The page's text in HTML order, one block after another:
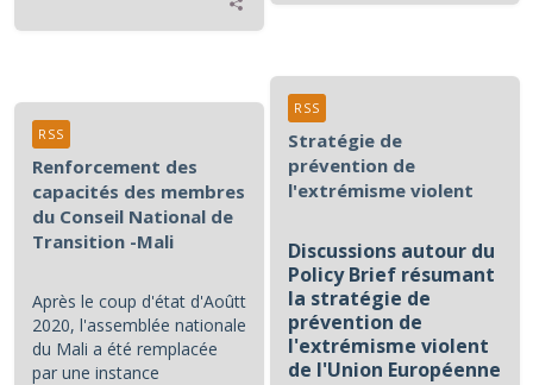
Stratégie de
prévention de
l'extrémisme violent
Discussions autour du
Policy Brief résumant
la stratégie de
prévention de
l'extrémisme violent
de l'Union Européenne
RSS
Renforcement des
capacités des membres
du Conseil National de
Transition -Mali
Après le coup d'état d'Aoûtt
2020, l'assemblée nationale
du Mali a été remplacée
par une instance
RSS